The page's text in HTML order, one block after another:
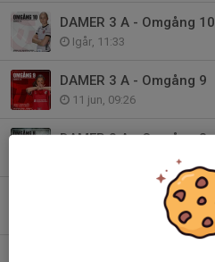
DAMER 3 A - Omgång 10
Igår, 11:33
DAMER 3 A - Omgång 9
11 jun, 09:26
DAMER 3 A - Omgång 8
DAMER 3 A - Omgång 7